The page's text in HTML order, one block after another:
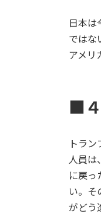
日本は
ではな
アメリ
■４
トラ
人員は
に戻っ
い。そ
がどう